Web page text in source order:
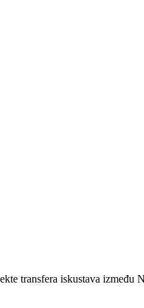
transfera iskustava između